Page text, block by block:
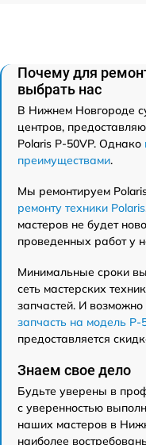
Почему для
выбрать нас
В Нижнем Новгороде
центров,
Polaris P-50VP. Однако
преимуществами.
Мы ремонтируем
ремонту техники Polaris
мастеров не будет
проведенных работ у
Минимальные сроки
сеть мастерских
запчастей. И
запчасть на модель P-
предоставляется
Знаем свое дело
Будьте уверены в
с уверенностью
наших мастеров в
наиболее